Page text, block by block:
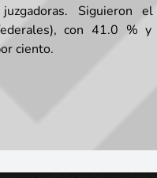
Siguieron
con 41.0 %
ciento.